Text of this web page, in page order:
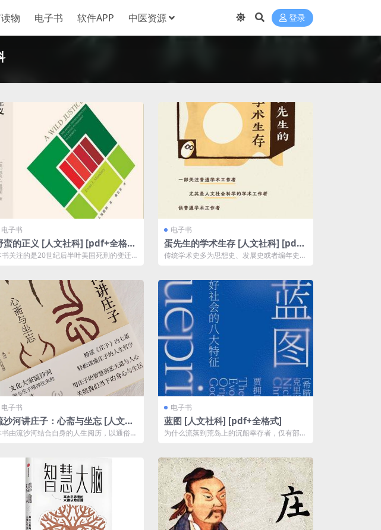
物 电子书 软件APP 中医资源 登录
电子书
蛮的正义 [ 人文社科] [pdf+全格
]夸克网盘下载
书关注的是20世纪后半叶美国死刑的变迁
电子书
蛋先生的学术生存 [ 人文社科] [pdf
+全格式]
传统学术史多为思想史、发展史或者编年史。
电子书
沙河讲庄子：心斋与坐忘 [ 人文社
] [pdf+全格式]夸克网盘下载
书由流沙河结合自身的人生阅历，以通俗、
电子书
蓝图 [ 人文社科] [pdf+全格式]
为什么流落到荒岛上的沉船幸存者，仅有部分